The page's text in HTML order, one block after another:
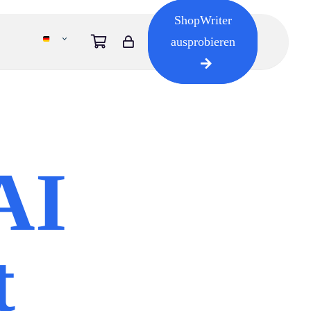
ShopWriter
ausprobieren